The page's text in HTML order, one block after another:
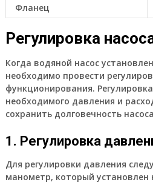
Фланец
Регулировка
Когда водяной насос
необходимо провести
функционирования.
необходимого давления и
сохранить долговечность
1. Регулировка
Для регулировки давления
манометр, который установлен